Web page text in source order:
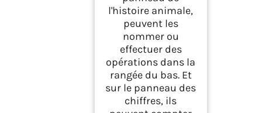
l'histoire animale,
peuvent les
nommer ou
effectuer des
opérations dans la
rangée du bas. Et
sur le panneau des
chiffres, ils